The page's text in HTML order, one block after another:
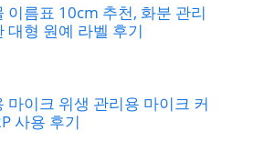
이름표 10cm 추천, 화분 관리
대형 원예 라벨 후기
마이크 위생 관리용 마이크 커
사용 후기